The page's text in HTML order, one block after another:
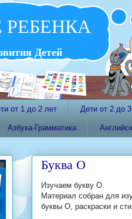
Детей
от 1 до 2 лет Дети от 2 до
Азбука-Грамматика
Буква О
Изучаем букву О.
Материал собран для
буквы О, раскраски и